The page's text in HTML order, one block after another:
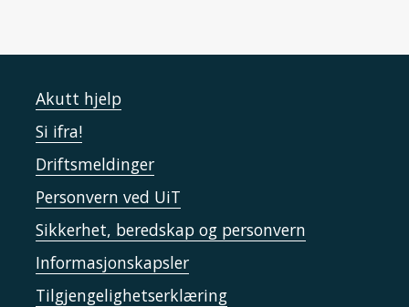
Akutt hjelp
Si ifra!
Driftsmeldinger
Personvern ved UiT
Sikkerhet, beredskap og personvern
Informasjonskapsler
Tilgjengelighetserklæring